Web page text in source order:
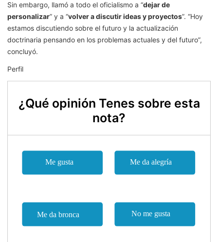
Sin embargo, llamó a todo el oficialismo a “dejar de
personalizar” y a “volver a discutir ideas y proyectos”. “Hoy
estamos discutiendo sobre el futuro y la actualización
doctrinaria pensando en los problemas actuales y del futuro”,
concluyó.
Perfil
¿Qué opinión Tenes sobre esta
nota?